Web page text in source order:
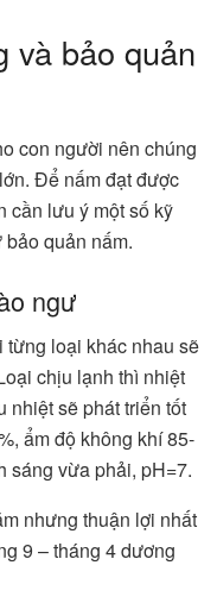
và bảo quản
con người nên chúng
Để nấm đạt được
cần lưu ý một số kỹ
quản nấm.
ngư
loại khác nhau sẽ
chịu lạnh thì nhiệt
nhiệt sẽ phát triển tốt
ẩm độ không khí 85-
sáng vừa phải, pH=7.
nhưng thuận lợi nhất
9 – tháng 4 dương